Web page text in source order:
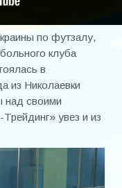
по футзалу,
клуба
в
из Николаевки
над своими
увез и из